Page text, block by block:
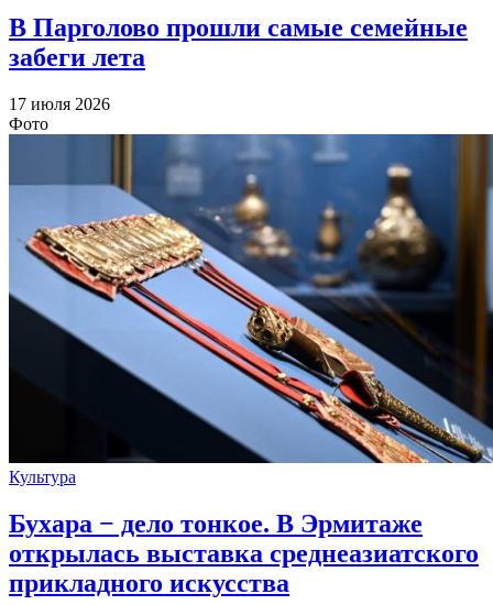
В Парголово прошли самые семейные
забеги лета
17 июля 2026
Фото
Культура
Бухара − дело тонкое. В Эрмитаже
открылась выставка среднеазиатского
прикладного искусства